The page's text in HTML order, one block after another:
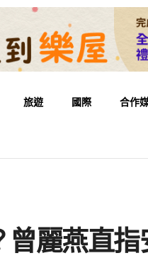
旅遊 國際 合作
麗燕直